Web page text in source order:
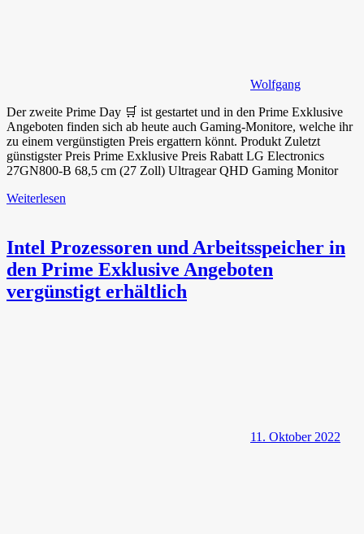
Wolfgang
Der zweite Prime Day 🛒 ist gestartet und in den Prime Exklusive
Angeboten finden sich ab heute auch Gaming-Monitore, welche ihr
zu einem vergünstigten Preis ergattern könnt. Produkt Zuletzt
günstigster Preis Prime Exklusive Preis Rabatt LG Electronics
27GN800-B 68,5 cm (27 Zoll) Ultragear QHD Gaming Monitor
Weiterlesen
Intel Prozessoren und Arbeitsspeicher in
den Prime Exklusive Angeboten
vergünstigt erhältlich
11. Oktober 2022